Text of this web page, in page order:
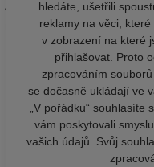
hledáte, ušetřili
reklamy na věci,
v zobrazení na které
přihlašovat. Proto
zpracováním
se dočasně ukládají ve
„V pořádku“
vám poskytovali
vašich údajů. Svůj